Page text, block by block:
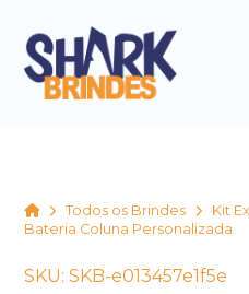
HomeTodos os Brindes
Kit
Bateria Coluna Personalizada
SKU: SKB-e013457e1f5e